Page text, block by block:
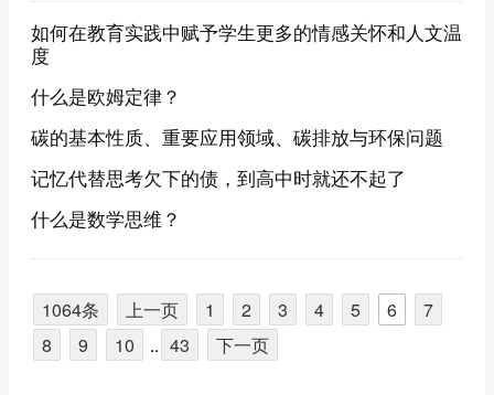
如何在教育实践中赋予学生更多的情感关怀和人文温
度
什么是欧姆定律？
碳的基本性质、重要应用领域、碳排放与环保问题
记忆代替思考欠下的债，到高中时就还不起了
什么是数学思维？
1064条 上一页 1 2 3 4 5 6
7
8
9 10 .. 43 下一页